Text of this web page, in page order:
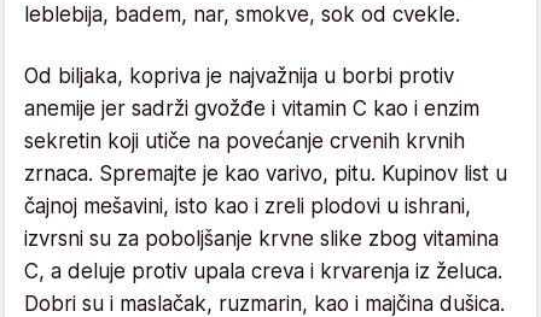
leblebija, badem, nar, smokve, sok od cvekle.
Od biljaka, kopriva je najvažnija u borbi protiv
anemije jer sadrži gvožđe i vitamin C kao i enzim
sekretin koji utiče na povećanje crvenih krvnih
zrnaca. Spremajte je kao varivo, pitu. Kupinov list u
čajnoj mešavini, isto kao i zreli plodovi u ishrani,
izvrsni su za poboljšanje krvne slike zbog vitamina
C, a deluje protiv upala creva i krvarenja iz želuca.
Dobri su i maslačak, ruzmarin, kao i majčina dušica.